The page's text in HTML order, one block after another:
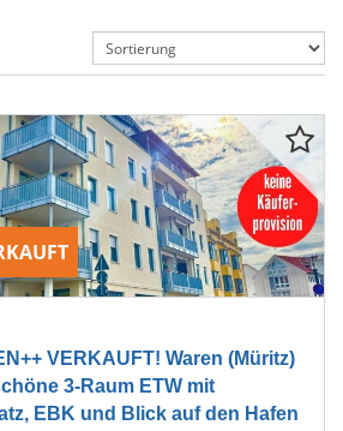
VERKAUFT! Waren (Müritz)
3-Raum ETW mit
EBK und Blick auf den Hafen